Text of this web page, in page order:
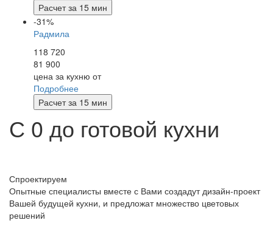
Расчет за 15 мин
-31%
Радмила
118 720
81 900
цена за кухню от
Подробнее
Расчет за 15 мин
С 0 до готовой кухни
Спроектируем
Опытные специалисты вместе с Вами создадут дизайн-проект
Вашей будущей кухни, и предложат множество цветовых
решений